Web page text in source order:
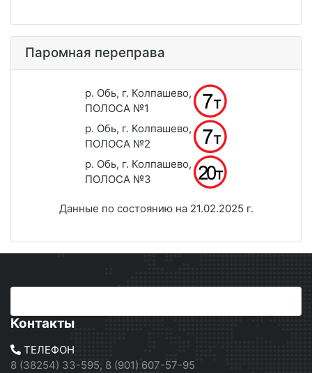
Паромная переправа
р. Обь, г. Колпашево,
ПОЛОСА №1
р. Обь, г. Колпашево,
ПОЛОСА №2
р. Обь, г. Колпашево,
ПОЛОСА №3
Данные по состоянию на 21.02.2025 г.
Контакты
ТЕЛЕФОН
8 (38254) 33-595, 8 (901) 607-57-95